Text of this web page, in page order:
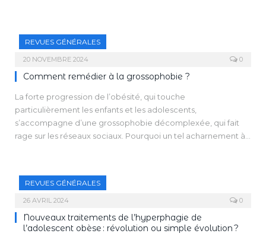
prandiale des taux d’insuline et une diminution de la
sécrétion du glucagon.
REVUES GÉNÉRALES
20 NOVEMBRE 2024 0
Comment remédier à la grossophobie ?
La forte progression de l’obésité, qui touche
particulièrement les enfants et les adolescents,
s’accompagne d’une grossophobie décomplexée, qui fait
rage sur les réseaux sociaux. Pourquoi un tel acharnement à
grossophobie est-elle le nom ? Que recouvre-t-elle
exactement ?
Les témoignages, de plus en plus nombreux, de femmes
victimes, souvent dès l’enfance, de cette discrimination
ordinaire liée au poids révèlent une très vive souffrance, une
REVUES GÉNÉRALES
26 AVRIL 2024 0
Nouveaux traitements de l’hyperphagie de
l’adolescent obèse : révolution ou simple évolution ?